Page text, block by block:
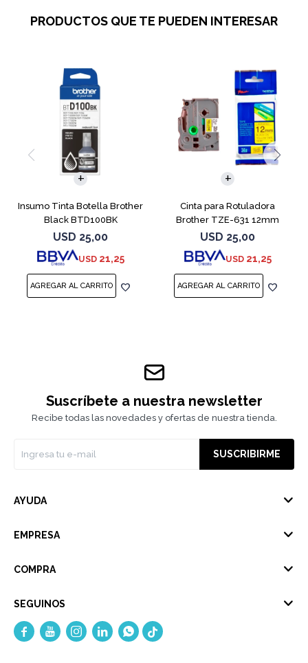
PRODUCTOS QUE TE PUEDEN INTERESAR
Insumo Tinta Botella Brother
Black BTD100BK
USD 25,00
USD 21,25
Cinta para Rotuladora
Brother TZE-631 12mm
Negro-Amarillo
USD 25,00
USD 21,25
Suscríbete a nuestra newsletter
Recibe todas las novedades y ofertas de nuestra tienda.
SUSCRIBIRME
AYUDA
EMPRESA
COMPRA
SEGUINOS
    